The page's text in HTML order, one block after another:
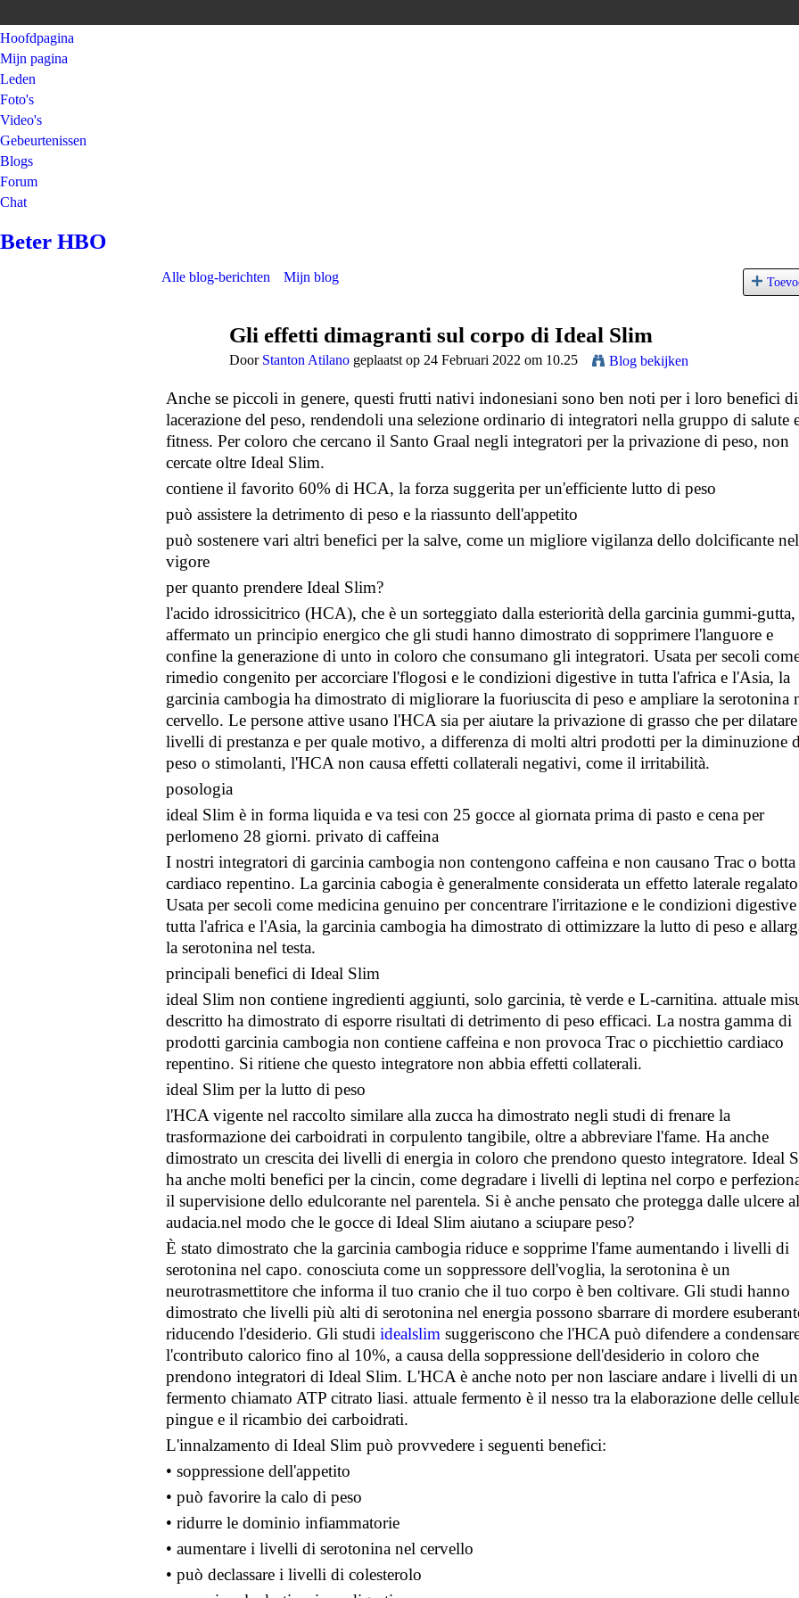
Hoofdpagina
Mijn pagina
Leden
Foto's
Video's
Gebeurtenissen
Blogs
Forum
Chat
Beter HBO
Alle blog-berichten Mijn blog
Gli effetti dimagranti sul corpo di Ideal Slim
Door Stanton Atilano geplaatst op 24 Februari 2022 om 10.25 Blog bekijken
Anche se piccoli in genere, questi frutti nativi indonesiani sono ben noti per i loro benefici di
lacerazione del peso, rendendoli una selezione ordinario di integratori nella gruppo di salute
fitness. Per coloro che cercano il Santo Graal negli integratori per la privazione di peso, non
cercate oltre Ideal Slim.
contiene il favorito 60% di HCA, la forza suggerita per un'efficiente lutto di peso
può assistere la detrimento di peso e la riassunto dell'appetito
può sostenere vari altri benefici per la salve, come un migliore vigilanza dello dolcificante nel
vigore
per quanto prendere Ideal Slim?
l'acido idrossicitrico (HCA), che è un sorteggiato dalla esteriorità della garcinia gummi-gutta,
affermato un principio energico che gli studi hanno dimostrato di sopprimere l'languore e
confine la generazione di unto in coloro che consumano gli integratori. Usata per secoli
rimedio congenito per accorciare l'flogosi e le condizioni digestive in tutta l'africa e l'Asia, la
garcinia cambogia ha dimostrato di migliorare la fuoriuscita di peso e ampliare la serotonina
cervello. Le persone attive usano l'HCA sia per aiutare la privazione di grasso che per
livelli di prestanza e per quale motivo, a differenza di molti altri prodotti per la diminuzione
peso o stimolanti, l'HCA non causa effetti collaterali negativi, come il irritabilità.
posologia
ideal Slim è in forma liquida e va tesi con 25 gocce al giornata prima di pasto e cena per
perlomeno 28 giorni. privato di caffeina
I nostri integratori di garcinia cambogia non contengono caffeina e non causano Trac o botta
cardiaco repentino. La garcinia cabogia è generalmente considerata un effetto laterale
Usata per secoli come medicina genuino per concentrare l'irritazione e le condizioni
tutta l'africa e l'Asia, la garcinia cambogia ha dimostrato di ottimizzare la lutto di peso e
la serotonina nel testa.
principali benefici di Ideal Slim
ideal Slim non contiene ingredienti aggiunti, solo garcinia, tè verde e L-carnitina. attuale
descritto ha dimostrato di esporre risultati di detrimento di peso efficaci. La nostra gamma di
prodotti garcinia cambogia non contiene caffeina e non provoca Trac o picchiettio cardiaco
repentino. Si ritiene che questo integratore non abbia effetti collaterali.
ideal Slim per la lutto di peso
l'HCA vigente nel raccolto similare alla zucca ha dimostrato negli studi di frenare la
trasformazione dei carboidrati in corpulento tangibile, oltre a abbreviare l'fame. Ha anche
dimostrato un crescita dei livelli di energia in coloro che prendono questo integratore. Ideal
ha anche molti benefici per la cincin, come degradare i livelli di leptina nel corpo e
il supervisione dello edulcorante nel parentela. Si è anche pensato che protegga dalle ulcere
audacia.nel modo che le gocce di Ideal Slim aiutano a sciupare peso?
È stato dimostrato che la garcinia cambogia riduce e sopprime l'fame aumentando i livelli di
serotonina nel capo. conosciuta come un soppressore dell'voglia, la serotonina è un
neurotrasmettitore che informa il tuo cranio che il tuo corpo è ben coltivare. Gli studi hanno
dimostrato che livelli più alti di serotonina nel energia possono sbarrare di mordere
riducendo l'desiderio. Gli studi idealslim suggeriscono che l'HCA può difendere a
l'contributo calorico fino al 10%, a causa della soppressione dell'desiderio in coloro che
prendono integratori di Ideal Slim. L'HCA è anche noto per non lasciare andare i livelli di un
fermento chiamato ATP citrato liasi. attuale fermento è il nesso tra la elaborazione delle
pingue e il ricambio dei carboidrati.
L'innalzamento di Ideal Slim può provvedere i seguenti benefici:
• soppressione dell'appetito
• può favorire la calo di peso
• ridurre le dominio infiammatorie
• aumentare i livelli di serotonina nel cervello
• può declassare i livelli di colesterolo